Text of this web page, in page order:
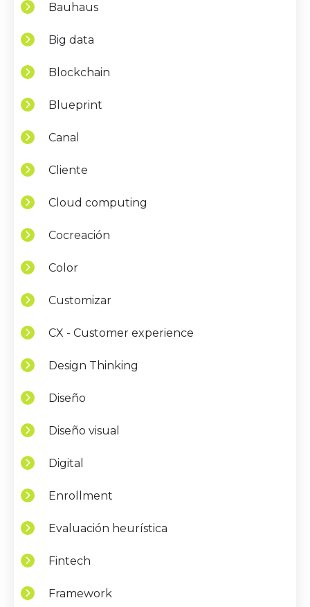
Bauhaus
Big data
Blockchain
Blueprint
Canal
Cliente
Cloud computing
Cocreación
Color
Customizar
CX - Customer experience
Design Thinking
Diseño
Diseño visual
Digital
Enrollment
Evaluación heurística
Fintech
Framework